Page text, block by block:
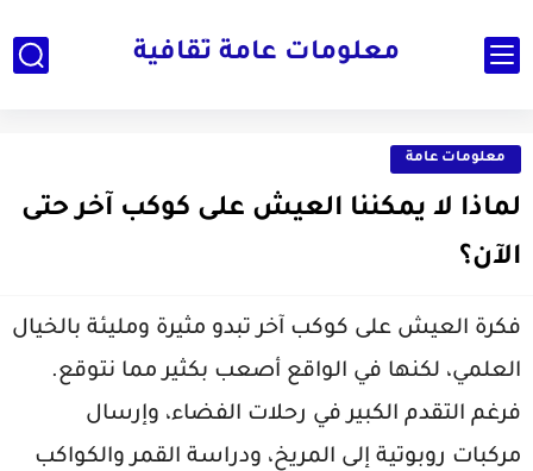
معلومات عامة ثقافية
معلومات عامة
لماذا لا يمكننا العيش على كوكب آخر حتى
الآن؟
فكرة العيش على كوكب آخر تبدو مثيرة ومليئة بالخيال
العلمي، لكنها في الواقع أصعب بكثير مما نتوقع.
فرغم التقدم الكبير في رحلات الفضاء، وإرسال
مركبات روبوتية إلى المريخ، ودراسة القمر والكواكب